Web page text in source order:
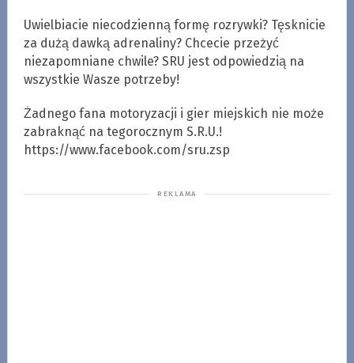
Uwielbiacie niecodzienną formę rozrywki? Tęsknicie
za dużą dawką adrenaliny? Chcecie przeżyć
niezapomniane chwile? SRU jest odpowiedzią na
wszystkie Wasze potrzeby!
Żadnego fana motoryzacji i gier miejskich nie może
zabraknąć na tegorocznym S.R.U.!
https://www.facebook.com/sru.zsp